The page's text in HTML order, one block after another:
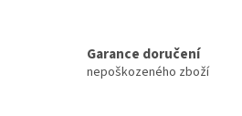
Garance doručení
nepoškozeného zboží